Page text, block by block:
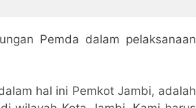
Pemda dalam pelaksanaan
hal ini Pemkot Jambi, adalah